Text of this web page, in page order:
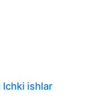
Ichki ishlar